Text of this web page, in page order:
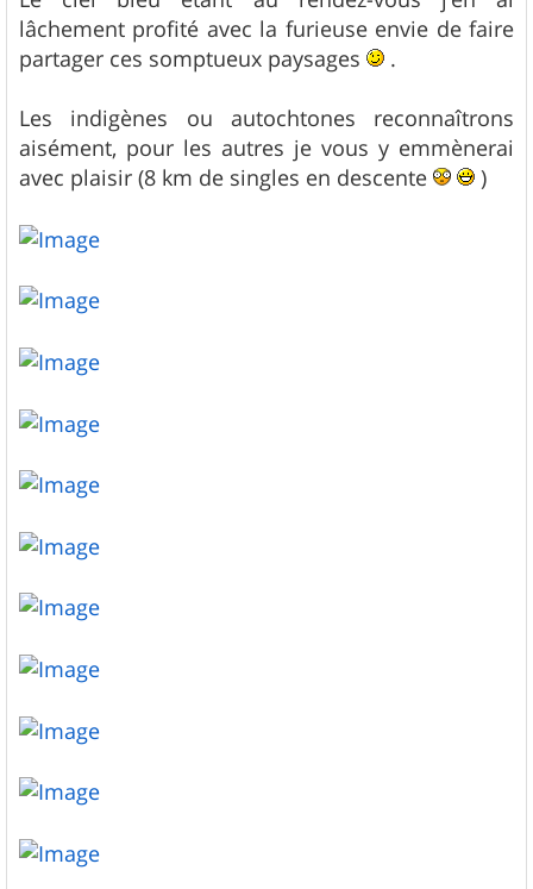
lâchement profité avec la furieuse envie de faire
partager ces somptueux paysages
.
Les indigènes ou autochtones reconnaîtrons
aisément, pour les autres je vous y emmènerai
avec plaisir (8 km de singles en descente
)